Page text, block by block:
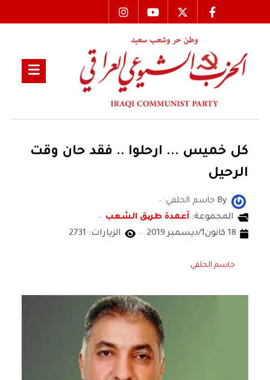
كل خميس ... ارحلوا .. فقد حان وقت
الرحيل
By جاسم الحلفي
المجموعة: آعمدة طریق الشعب
18 كانون1/ديسمبر 2019
الزيارات: 2731
جاسم الحلفي